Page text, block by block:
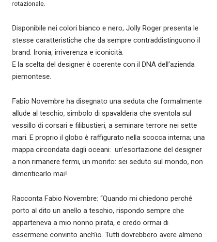
rotazionale.
Disponibile nei colori bianco e nero, Jolly Roger presenta le
stesse caratteristiche che da sempre contraddistinguono il
brand. Ironia, irriverenza e iconicità.
E la scelta del designer è coerente con il DNA dell’azienda
piemontese.
Fabio Novembre ha disegnato una seduta che formalmente
allude al teschio, simbolo di spavalderia che sventola sul
vessillo di corsari e filibustieri, a seminare terrore nei sette
mari. E proprio il globo è raffigurato nella scocca interna; una
mappa circondata dagli oceani: un’esortazione del designer
a non rimanere fermi, un monito: sei seduto sul mondo, non
dimenticarlo mai!
Racconta Fabio Novembre: “Quando mi chiedono perché
porto al dito un anello a teschio, rispondo sempre che
apparteneva a mio nonno pirata, e credo ormai di
essermene convinto anch’io. Tutti dovrebbero avere almeno